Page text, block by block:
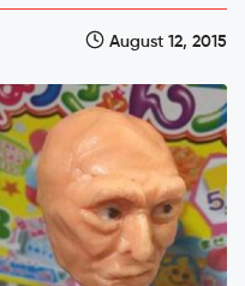
August 12, 2015